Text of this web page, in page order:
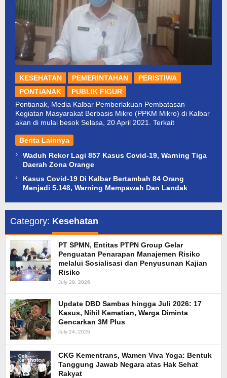
KESEHATAN PEMERINTAHAN
PERISTIWA
PONTIANAK
PUBLIK FIGUR
Pontianak, Media Kalbar Pemberlakuan Pembatasan
Kegiatan Masyarakat Berbasis Mikro (PPKM Mikro) di Kalbar
akan di mulai besok Selasa, 20 April 2021. Terkait
Berita Lainnya
Waduh Rekor Lagi 857 Kasus Covid-19, Warning Tiga
Daerah Zona Orange
Kasus Covid-19 Di Kalbar Bertambah 84 Orang
Menjadi 5.148, Warning Mempawah Dan Landak
Category: Kesehatan
PT SPMN, Entitas PTPN Group Gelar
Penguatan Penarapan Manajemen Risiko
melalui Sosialisasi dan Penyusunan Kajian
Risiko
July 29, 2026
Update DBD Sambas hingga Juli 2026: 17
Kasus, Nihil Kematian, Warga Diminta
Gencarkan 3M Plus
July 24, 2026
CKG Kementrans, Wamen Viva Yoga: Bentuk
Tanggung Jawab Negara atas Hak Sehat
Rakyat